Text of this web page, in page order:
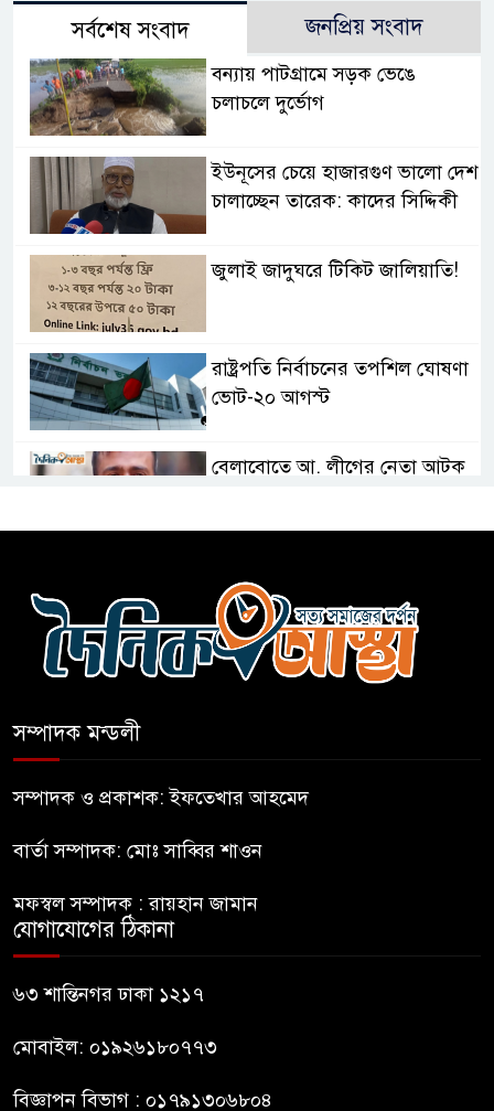
সর্বশেষ সংবাদ জনপ্রিয় সংবাদ
বন্যায় পাটগ্রামে সড়ক ভেঙে
চলাচলে দুর্ভোগ
ইউনূসের চেয়ে হাজারগুণ ভালো দেশ
চালাচ্ছেন তারেক: কাদের সিদ্দিকী
জুলাই জাদুঘরে টিকিট জালিয়াতি!
রাষ্ট্রপতি নির্বাচনের তপশিল ঘোষণা
ভোট-২০ আগস্ট
বেলাবোতে আ. লীগের নেতা আটক
ছাড়লেন ১১ দলের নেতারা
এআই বক্তব্য দিয়েছে শেখ হাসিনা
ঐক্যের পদযাত্রা আটকে দিলো
সুযোগ দেওয়ায় ঢাকার ক্ষোভ
সম্পাদক মন্ডলী
সম্পাদক ও প্রকাশক: ইফতেখার আহমেদ
বার্তা সম্পাদক: মোঃ সাব্বির শাওন
মফস্বল সম্পাদক : রায়হান জামান
যোগাযোগের ঠিকানা
৬৩ শান্তিনগর ঢাকা ১২১৭
মোবাইল: ০১৯২৬১৮০৭৭৩
বিজ্ঞাপন বিভাগ : ০১৭৯১৩০৬৮০৪